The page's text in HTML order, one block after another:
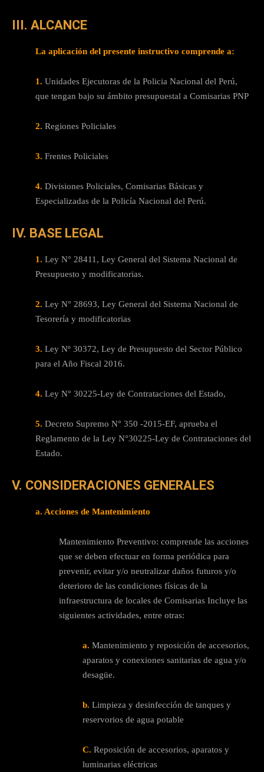
III. ALCANCE
La aplicación del presente instructivo comprende a:
1. Unidades Ejecutoras de la Policia Nacional del Perú,
que tengan bajo su ámbito presupuestal a Comisarias PNP
2. Regiones Policiales
3. Frentes Policiales
4. Divisiones Policiales, Comisarias Básicas y
Especializadas de la Policía Nacional del Perú.
IV. BASE LEGAL
1. Ley N° 28411, Ley General del Sistema Nacional de
Presupuesto y modificatorias.
2. Ley N° 28693, Ley General del Sistema Nacional de
Tesorería y modificatorias
3. Ley Nº 30372, Ley de Presupuesto del Sector Público
para el Año Fiscal 2016.
4. Ley N° 30225-Ley de Contrataciones del Estado,
5. Decreto Supremo N° 350 -2015-EF, aprueba el
Reglamento de la Ley N°30225-Ley de Contrataciones del
Estado.
V. CONSIDERACIONES GENERALES
a. Acciones de Mantenimiento
Mantenimiento Preventivo: comprende las acciones
que se deben efectuar en forma periódica para
prevenir, evitar y/o neutralizar daños futuros y/o
deterioro de las condiciones físicas de la
infraestructura de locales de Comisarias Incluye las
siguientes actividades, entre otras:
a. Mantenimiento y reposición de accesorios,
aparatos y conexiones sanitarias de agua y/o
desagüe.
b. Limpieza y desinfección de tanques y
reservorios de agua potable
C. Reposición de accesorios, aparatos y
luminarias eléctricas